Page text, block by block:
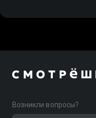
Возникли вопросы?